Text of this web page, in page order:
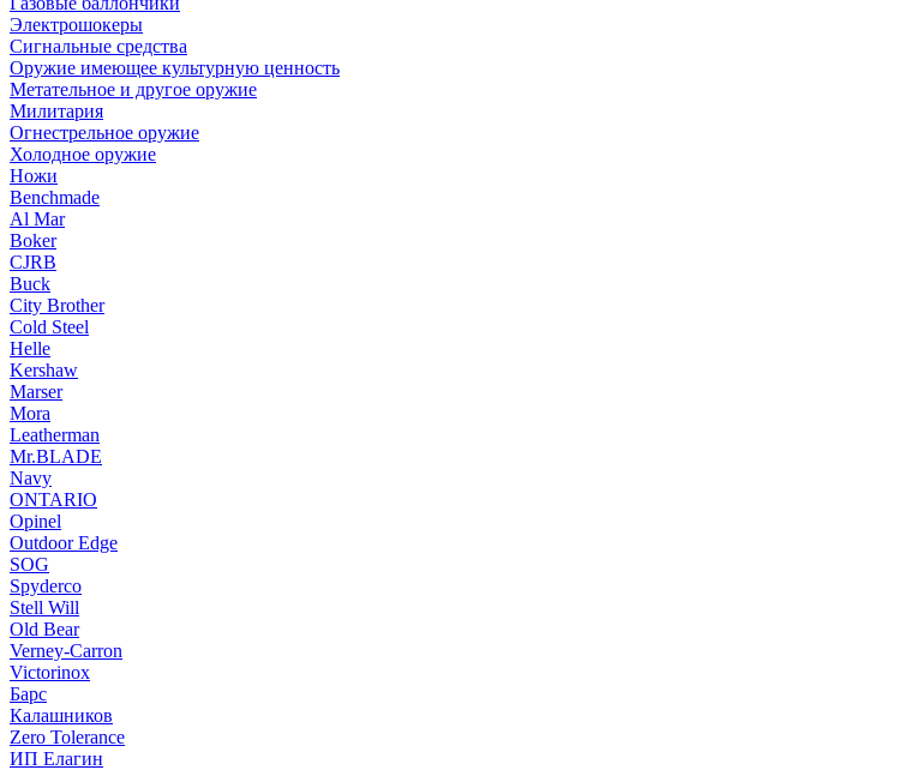
Электрошокеры
Сигнальные средства
Оружие имеющее культурную ценность
Метательное и другое оружие
Милитария
Огнестрельное оружие
Холодное оружие
Ножи
Benchmade
Al Mar
Boker
CJRB
Buck
City Brother
Cold Steel
Helle
Kershaw
Marser
Mora
Leatherman
Mr.BLADE
Navy
ONTARIO
Opinel
Outdoor Edge
SOG
Spyderco
Stell Will
Old Bear
Verney-Carron
Victorinox
Барс
Калашников
Zero Tolerance
ИП Елагин